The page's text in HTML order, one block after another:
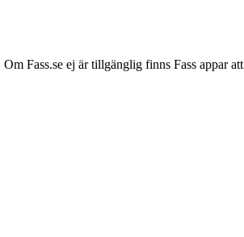
Fass.se ej är tillgänglig finns Fass appar